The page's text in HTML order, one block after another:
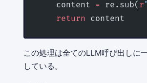
    content
= re.sub( r
    return
content
この処理は全てのLLM呼び出しに
している。